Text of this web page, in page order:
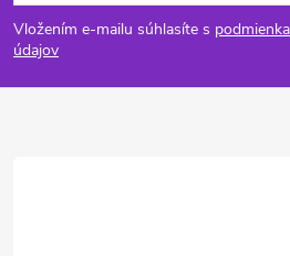
p
Vložením e-mailu súhlasíte s
údajov